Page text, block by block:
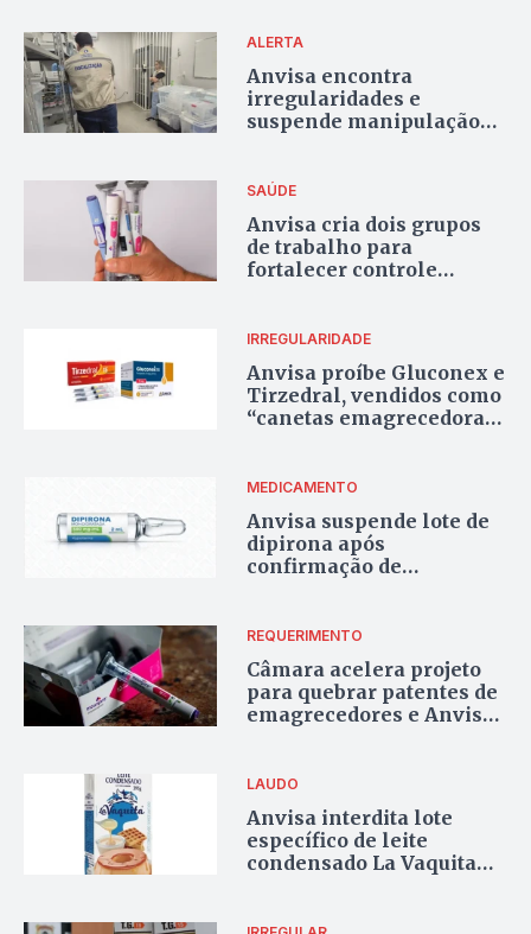
ALERTA
Anvisa encontra
irregularidades e
suspende manipulação
SAÚDE
Anvisa cria dois grupos
de trabalho para
fortalecer controle
IRREGULARIDADE
Anvisa proíbe Gluconex e
Tirzedral, vendidos como
“canetas emagrecedoras”
MEDICAMENTO
Anvisa suspende lote de
dipirona após
confirmação de
REQUERIMENTO
Câmara acelera projeto
para quebrar patentes de
emagrecedores e Anvisa
LAUDO
Anvisa interdita lote
específico de leite
condensado La Vaquita